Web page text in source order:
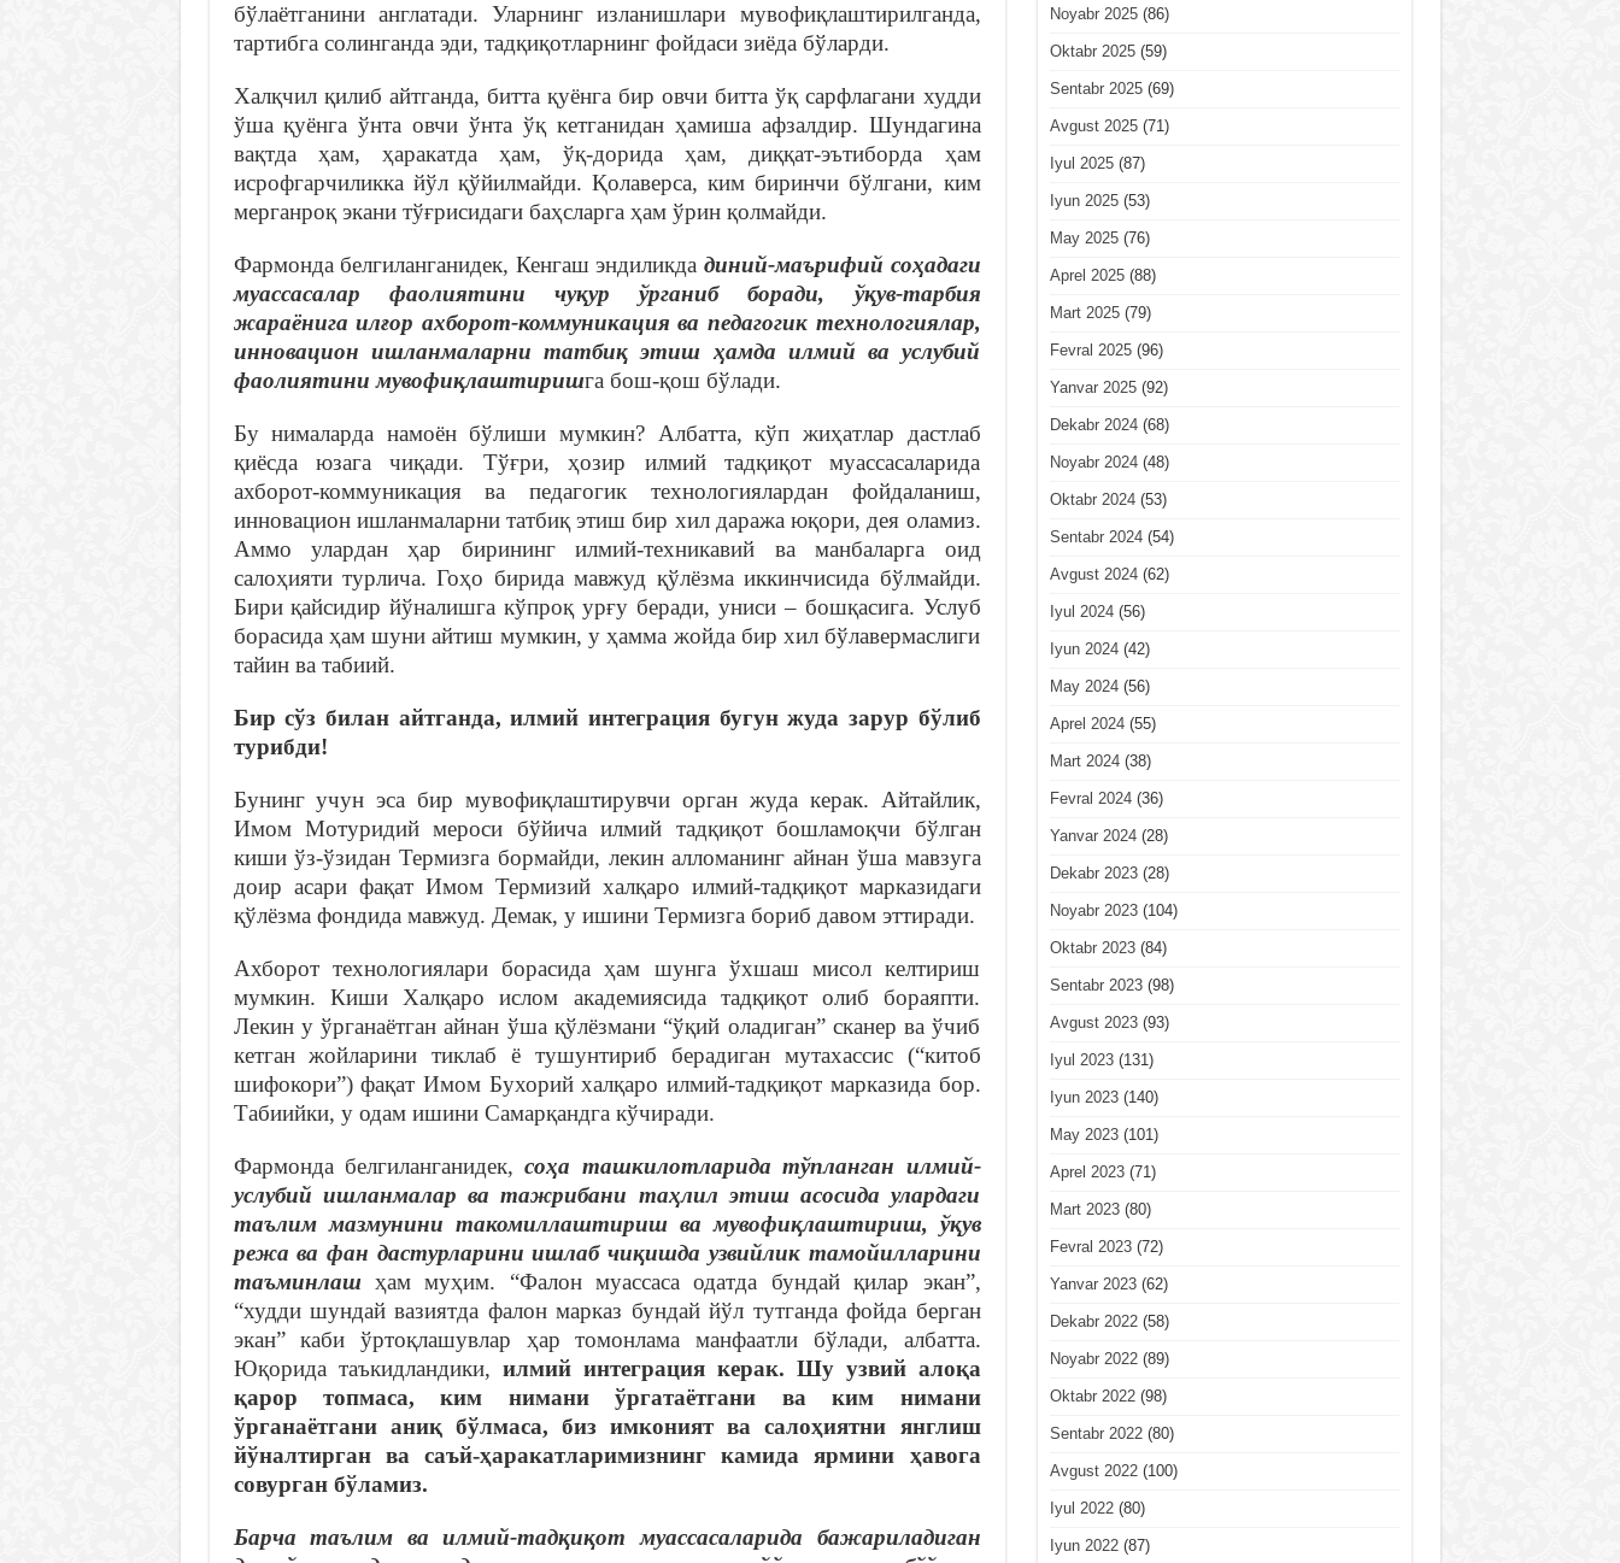
бўлаётганини англатади. Уларнинг изланишлари мувофиқлаштирилганда,
тартибга солинганда эди, тадқиқотларнинг фойдаси зиёда бўларди.
Халқчил қилиб айтганда, битта қуёнга бир овчи битта ўқ сарфлагани худди
ўша қуёнга ўнта овчи ўнта ўқ кетганидан ҳамиша афзалдир. Шундагина
вақтда ҳам, ҳаракатда ҳам, ўқ-дорида ҳам, диққат-эътиборда ҳам
исрофгарчиликка йўл қўйилмайди. Қолаверса, ким биринчи бўлгани, ким
мерганроқ экани тўғрисидаги баҳсларга ҳам ўрин қолмайди.
Фармонда белгиланганидек, Кенгаш эндиликда диний-маърифий соҳадаги
муассасалар фаолиятини чуқур ўрганиб боради, ўқув-тарбия
жараёнига илғор ахборот-коммуникация ва педагогик технологиялар,
инновацион ишланмаларни татбиқ этиш ҳамда илмий ва услубий
фаолиятини мувофиқлаштиришга бош-қош бўлади.
Бу нималарда намоён бўлиши мумкин? Албатта, кўп жиҳатлар дастлаб
қиёсда юзага чиқади. Тўғри, ҳозир илмий тадқиқот муассасаларида
ахборот-коммуникация ва педагогик технологиялардан фойдаланиш,
инновацион ишланмаларни татбиқ этиш бир хил даража юқори, дея оламиз.
Аммо улардан ҳар бирининг илмий-техникавий ва манбаларга оид
салоҳияти турлича. Гоҳо бирида мавжуд қўлёзма иккинчисида бўлмайди.
Бири қайсидир йўналишга кўпроқ урғу беради, униси – бошқасига. Услуб
борасида ҳам шуни айтиш мумкин, у ҳамма жойда бир хил бўлавермаслиги
тайин ва табиий.
Бир сўз билан айтганда, илмий интеграция бугун жуда зарур бўлиб
турибди!
Бунинг учун эса бир мувофиқлаштирувчи орган жуда керак. Айтайлик,
Имом Мотуридий мероси бўйича илмий тадқиқот бошламоқчи бўлган
киши ўз-ўзидан Термизга бормайди, лекин алломанинг айнан ўша мавзуга
доир асари фақат Имом Термизий халқаро илмий-тадқиқот марказидаги
қўлёзма фондида мавжуд. Демак, у ишини Термизга бориб давом эттиради.
Ахборот технологиялари борасида ҳам шунга ўхшаш мисол келтириш
мумкин. Киши Халқаро ислом академиясида тадқиқот олиб бораяпти.
Лекин у ўрганаётган айнан ўша қўлёзмани “ўқий оладиган” сканер ва ўчиб
кетган жойларини тиклаб ё тушунтириб берадиган мутахассис (“китоб
шифокори”) фақат Имом Бухорий халқаро илмий-тадқиқот марказида бор.
Табиийки, у одам ишини Самарқандга кўчиради.
Фармонда белгиланганидек,соҳа ташкилотларида тўпланган илмий-
услубий ишланмалар ва тажрибани таҳлил этиш асосида улардаги
таълим мазмунини такомиллаштириш ва мувофиқлаштириш, ўқув
режа ва фан дастурларини ишлаб чиқишда узвийлик тамойилларини
таъминлашҳам муҳим. “Фалон муассаса одатда бундай қилар экан”,
“худди шундай вазиятда фалон марказ бундай йўл тутганда фойда берган
экан” каби ўртоқлашувлар ҳар томонлама манфаатли бўлади, албатта.
Юқорида таъкидландики, илмий интеграция керак. Шу узвий алоқа
қарор топмаса, ким нимани ўргатаётгани ва ким нимани
ўрганаётгани аниқ бўлмаса, биз имконият ва салоҳиятни янглиш
йўналтирган ва саъй-ҳаракатларимизнинг камида ярмини ҳавога
совурган бўламиз.
Барча таълим ва илмий-тадқиқот муассасаларида бажариладиган
Noyabr 2025(86)
Oktabr 2025(59)
Sentabr 2025(69)
Avgust 2025(71)
Iyul 2025(87)
Iyun 2025(53)
May 2025(76)
Aprel 2025(88)
Mart 2025(79)
Fevral 2025(96)
Yanvar 2025(92)
Dekabr 2024(68)
Noyabr 2024(48)
Oktabr 2024(53)
Sentabr 2024(54)
Avgust 2024(62)
Iyul 2024(56)
Iyun 2024(42)
May 2024(56)
Aprel 2024(55)
Mart 2024(38)
Fevral 2024(36)
Yanvar 2024(28)
Dekabr 2023(28)
Noyabr 2023(104)
Oktabr 2023(84)
Sentabr 2023(98)
Avgust 2023(93)
Iyul 2023(131)
Iyun 2023(140)
May 2023(101)
Aprel 2023(71)
Mart 2023(80)
Fevral 2023(72)
Yanvar 2023(62)
Dekabr 2022(58)
Noyabr 2022(89)
Oktabr 2022(98)
Sentabr 2022(80)
Avgust 2022(100)
Iyul 2022(80)
Iyun 2022(87)